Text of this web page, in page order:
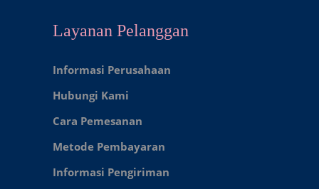
Layanan Pelanggan
Informasi Perusahaan
Hubungi Kami
Cara Pemesanan
Metode Pembayaran
Informasi Pengiriman